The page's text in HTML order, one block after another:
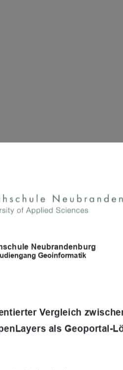
Neubrandenburg
Geoinformatik
Vergleich
als Geoportal-